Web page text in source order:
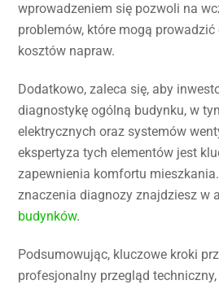
wprowadzeniem się pozwoli na
problemów, które mogą
kosztów napraw.
Dodatkowo, zaleca się, aby
diagnostykę ogólną budynku, w
elektrycznych oraz systemów
ekspertyza tych elementów jest
zapewnienia komfortu
znaczenia diagnozy znajdziesz w
budynków.
Podsumowując, kluczowe kroki
profesjonalny przegląd